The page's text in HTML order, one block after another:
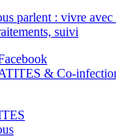
parlent : vivre avec
suivi